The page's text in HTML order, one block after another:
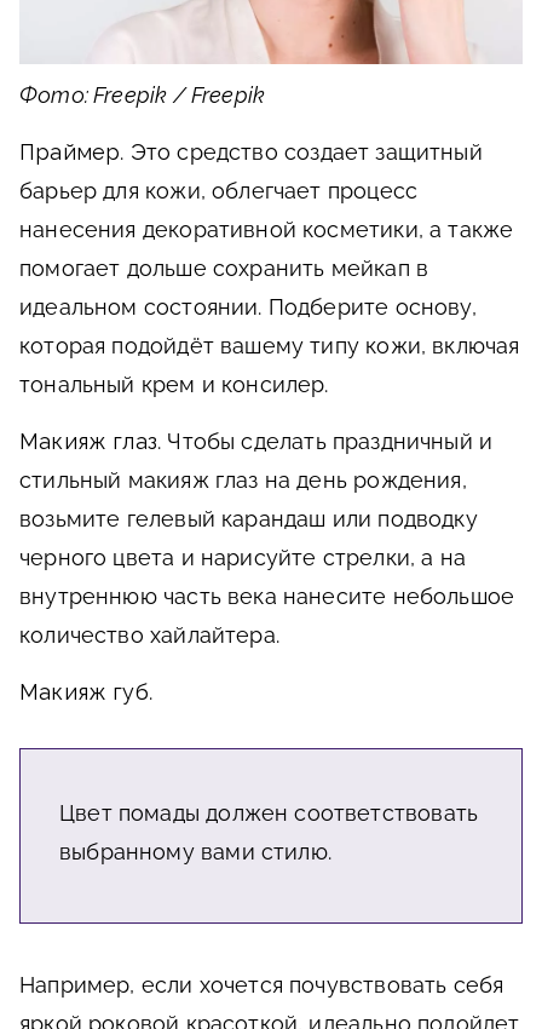
Фото: Freepik / Freepik
Праймер. Это средство создает защитный
барьер для кожи, облегчает процесс
нанесения декоративной косметики, а также
помогает дольше сохранить мейкап в
идеальном состоянии. Подберите основу,
которая подойдёт вашему типу кожи, включая
тональный крем и консилер.
Макияж глаз. Чтобы сделать праздничный и
стильный макияж глаз на день рождения,
возьмите гелевый карандаш или подводку
черного цвета и нарисуйте стрелки, а на
внутреннюю часть века нанесите небольшое
количество хайлайтера.
Макияж губ.
Цвет помады должен соответствовать
выбранному вами стилю.
Например, если хочется почувствовать себя
яркой роковой красоткой, идеально подойдет